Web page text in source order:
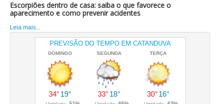
Escorpiões dentro de casa: saiba o que favorece o
aparecimento e como prevenir acidentes
Leia mais...